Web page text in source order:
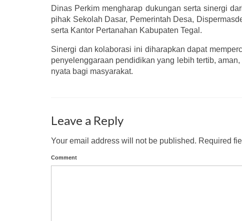
Dinas Perkim mengharap dukungan serta sinergi
pihak Sekolah Dasar, Pemerintah Desa,
serta Kantor Pertanahan Kabupaten Tegal.
Sinergi dan kolaborasi ini diharapkan dapat
penyelenggaraan pendidikan yang lebih tertib,
nyata bagi masyarakat.
Leave a Reply
Your email address will not be published. Required
Comment